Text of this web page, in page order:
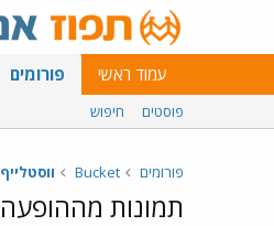
עמוד ראשי פורומים
פוסטים חיפוש
פורומים Bucket
תמונות